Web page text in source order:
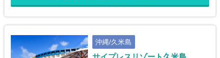
沖縄/久米島